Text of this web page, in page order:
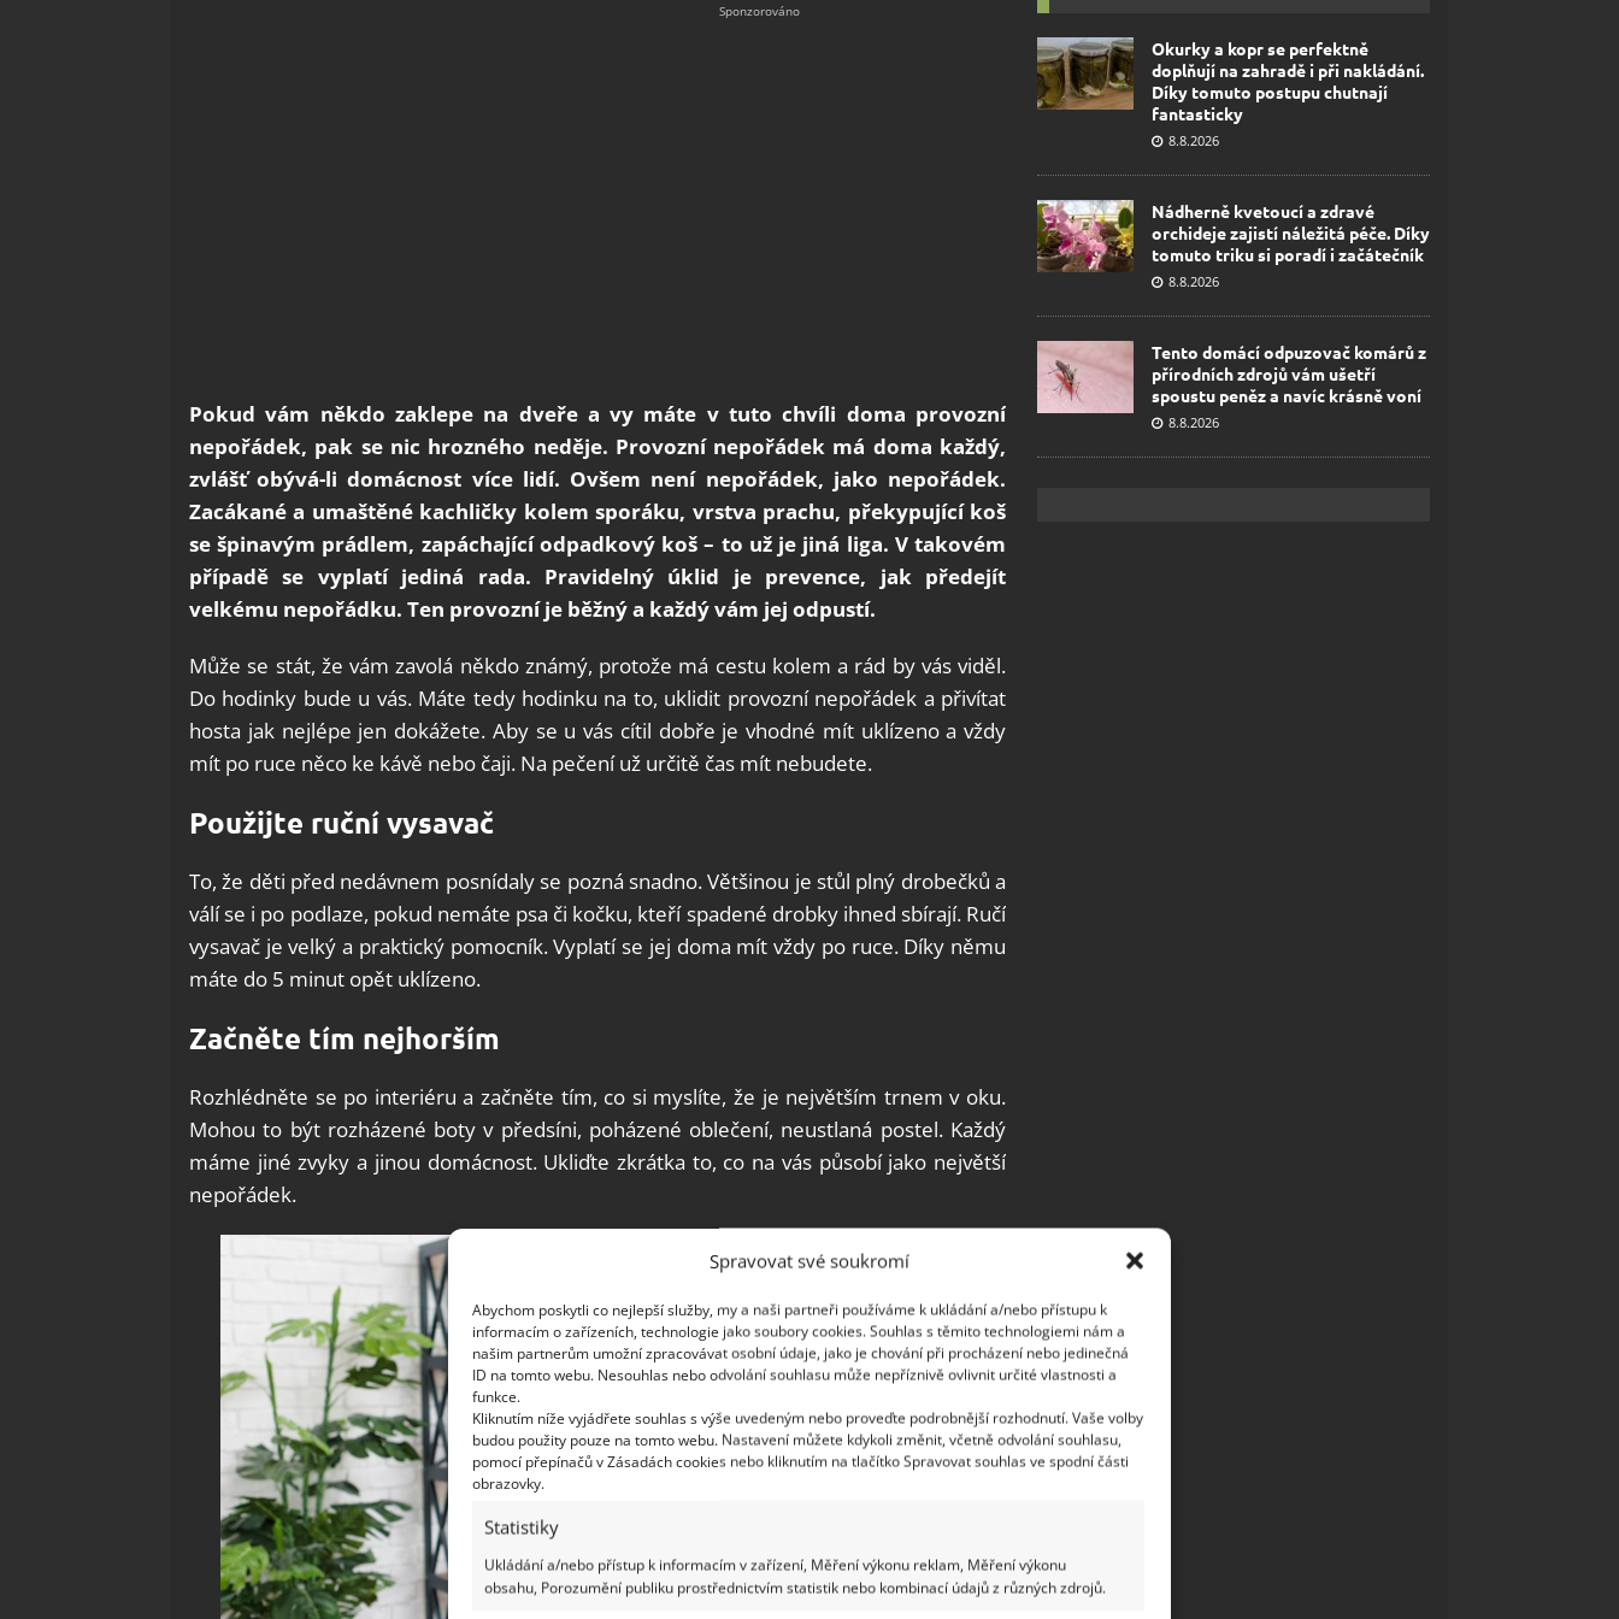
Spravovat své soukromí
Abychom poskytli co nejlepší služby, my a naši partneři používáme k ukládání a/nebo přístupu k
informacím o zařízeních, technologie jako soubory cookies. Souhlas s těmito technologiemi nám a
našim partnerům umožní zpracovávat osobní údaje, jako je chování při procházení nebo jedinečná
ID na tomto webu. Nesouhlas nebo odvolání souhlasu může nepříznivě ovlivnit určité vlastnosti a
funkce.
Kliknutím níže vyjádřete souhlas s výše uvedeným nebo proveďte podrobnější rozhodnutí. Vaše volby
budou použity pouze na tomto webu. Nastavení můžete kdykoli změnit, včetně odvolání souhlasu,
pomocí přepínačů v Zásadách cookies nebo kliknutím na tlačítko Spravovat souhlas ve spodní části
obrazovky.
Statistiky
Ukládání a/nebo přístup k informacím v zařízení, Měření výkonu reklam, Měření výkonu
obsahu, Porozumění publiku prostřednictvím statistik nebo kombinací údajů z různých zdrojů.
Pokud vám někdo zaklepe na dveře a vy máte v tuto chvíli doma provozní
nepořádek, pak se nic hrozného neděje. Provozní nepořádek má doma každý,
zvlášť obývá-li domácnost více lidí. Ovšem není nepořádek, jako nepořádek.
Zacákané a umaštěné kachličky kolem sporáku, vrstva prachu, překypující koš
se špinavým prádlem, zapáchající odpadkový koš – to už je jiná liga. V takovém
případě se vyplatí jediná rada. Pravidelný úklid je prevence, jak předejít
velkému nepořádku. Ten provozní je běžný a každý vám jej odpustí.
Může se stát, že vám zavolá někdo známý, protože má cestu kolem a rád by vás viděl.
Do hodinky bude u vás. Máte tedy hodinku na to, uklidit provozní nepořádek a přivítat
hosta jak nejlépe jen dokážete. Aby se u vás cítil dobře je vhodné mít uklízeno a vždy
mít po ruce něco ke kávě nebo čaji. Na pečení už určitě čas mít nebudete.
Použijte ruční vysavač
To, že děti před nedávnem posnídaly se pozná snadno. Většinou je stůl plný drobečků a
válí se i po podlaze, pokud nemáte psa či kočku, kteří spadené drobky ihned sbírají. Ručí
vysavač je velký a praktický pomocník. Vyplatí se jej doma mít vždy po ruce. Díky němu
máte do 5 minut opět uklízeno.
Začněte tím nejhorším
Rozhlédněte se po interiéru a začněte tím, co si myslíte, že je největším trnem v oku.
Mohou to být rozházené boty v předsíni, poházené oblečení, neustlaná postel. Každý
máme jiné zvyky a jinou domácnost. Ukliďte zkrátka to, co na vás působí jako největší
nepořádek.
Okurky a kopr se perfektně
doplňují na zahradě i při nakládání.
Díky tomuto postupu chutnají
fantasticky
8.8.2026
Nádherně kvetoucí a zdravé
orchideje zajistí náležitá péče. Díky
tomuto triku si poradí i začátečník
8.8.2026
Tento domácí odpuzovač komárů z
přírodních zdrojů vám ušetří
spoustu peněz a navíc krásně voní
8.8.2026